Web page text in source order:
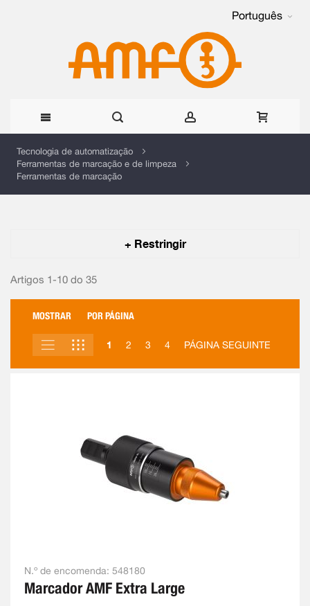
Português
para
Tecnologia de automatização
Ferramentas de marcação e de limpeza
Ferramentas de marcação
+ Restringir
Artigos 1-10 do 35
MOSTRAR POR PÁGINA
1 2 3 4 PÁGINA SEGUINTE
VER
COMO
LISTA GRELHA
N.º de encomenda: 548180
Marcador AMF Extra Large